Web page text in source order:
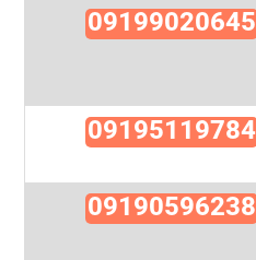
09199020645
09195119784
09190596238